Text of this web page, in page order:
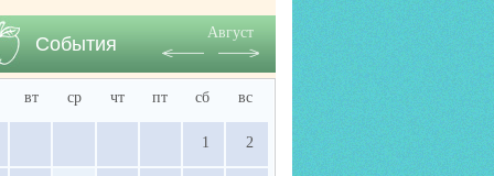
События
Август
вт ср чт пт сб вс
1 2